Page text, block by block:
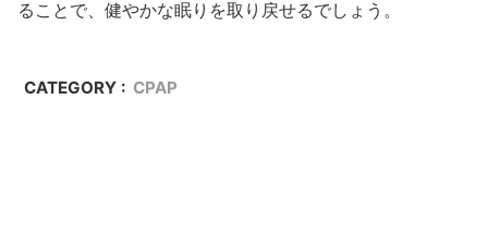
ることで、健やかな眠りを取り戻せるでしょう。
CATEGORY : CPAP